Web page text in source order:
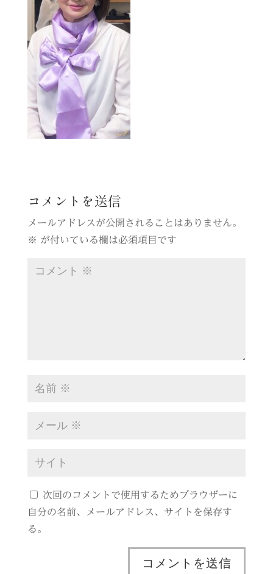
コメントを送信
メールアドレスが公開されることはありません。
※ が付いている欄は必須項目です
次回のコメントで使用するためブラウザーに
自分の名前、メールアドレス、サイトを保存す
る。